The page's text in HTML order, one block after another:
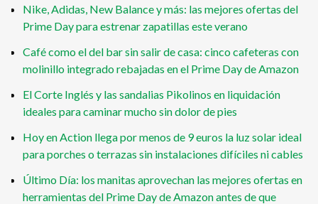
Nike, Adidas, New Balance y más: las mejores ofertas del
Prime Day para estrenar zapatillas este verano
Café como el del bar sin salir de casa: cinco cafeteras con
molinillo integrado rebajadas en el Prime Day de Amazon
El Corte Inglés y las sandalias Pikolinos en liquidación
ideales para caminar mucho sin dolor de pies
Hoy en Action llega por menos de 9 euros la luz solar ideal
para porches o terrazas sin instalaciones difíciles ni cables
Último Día: los manitas aprovechan las mejores ofertas en
herramientas del Prime Day de Amazon antes de que